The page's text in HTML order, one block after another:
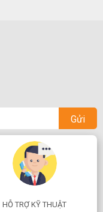
Gửi
HỖ TRỢ KỸ THUẬT